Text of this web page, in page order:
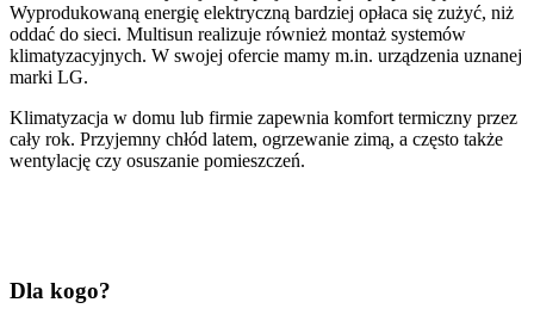
Wyprodukowaną energię elektryczną bardziej opłaca się zużyć, niż
oddać do sieci. Multisun realizuje również montaż systemów
klimatyzacyjnych. W swojej ofercie mamy m.in. urządzenia uznanej
marki LG.
Klimatyzacja w domu lub firmie zapewnia komfort termiczny przez
cały rok. Przyjemny chłód latem, ogrzewanie zimą, a często także
wentylację czy osuszanie pomieszczeń.
Dla kogo?